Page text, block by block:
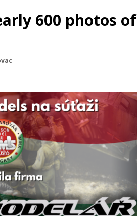
600 photos of